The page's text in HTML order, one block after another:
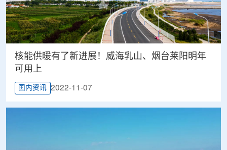
核能供暖有了新进展！威海乳山、烟台莱阳明年
可用上
国内资讯 2022-11-07